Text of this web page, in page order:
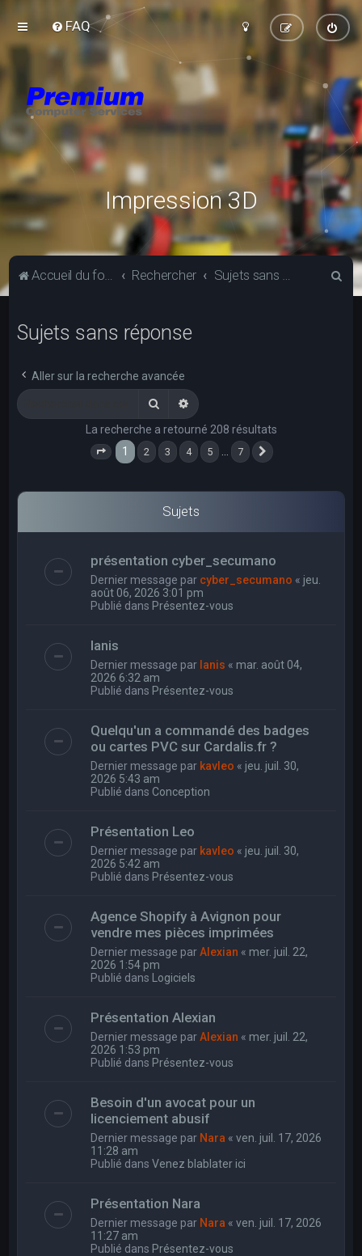
FAQ
Impression 3D
Accueil du forum Rechercher Sujets sans réponse
Sujets sans réponse
Aller sur la recherche avancée
RechercherRecherche avancée
La recherche a retourné 208 résultats
Page 1 sur
1 2 3 4 5 7
Sujets
présentation cyber_secumano
Dernier message par cyber_secumano « jeu.
août 06, 2026 3:01 pm
Publié dans Présentez-vous
Ianis
Dernier message par Ianis « mar. août 04,
2026 6:32 am
Publié dans Présentez-vous
Quelqu'un a commandé des badges
ou cartes PVC sur Cardalis.fr ?
Dernier message par kavleo « jeu. juil. 30,
2026 5:43 am
Publié dans Conception
Présentation Leo
Dernier message par kavleo « jeu. juil. 30,
2026 5:42 am
Publié dans Présentez-vous
Agence Shopify à Avignon pour
vendre mes pièces imprimées
Dernier message parAlexian « mer. juil. 22,
2026 1:54 pm
Publié dans Logiciels
Présentation Alexian
Dernier message parAlexian « mer. juil. 22,
2026 1:53 pm
Publié dans Présentez-vous
Besoin d'un avocat pour un
licenciement abusif
Dernier message par Nara «ven. juil. 17, 2026
11:28 am
Publié dansVenez blablater ici
Présentation Nara
Dernier message par Nara «ven. juil. 17, 2026
11:27 am
Publié dans Présentez-vous